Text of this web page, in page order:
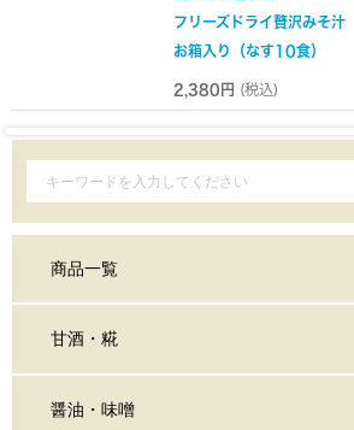
フリーズドライ贅沢みそ汁
お箱入り（なす10食）
2,380円 (税込)
商品一覧
甘酒・糀
醤油・味噌